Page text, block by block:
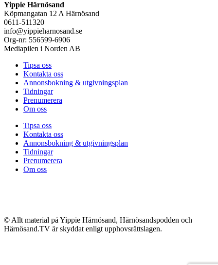
Yippie Härnösand
Köpmangatan 12 A Härnösand
0611-511320
info@yippieharnosand.se
Org-nr: 556599-6906
Mediapilen i Norden AB
Tipsa oss
Kontakta oss
Annonsbokning & utgivningsplan
Tidningar
Prenumerera
Om oss
Tipsa oss
Kontakta oss
Annonsbokning & utgivningsplan
Tidningar
Prenumerera
Om oss
© Allt material på Yippie Härnösand, Härnösandspodden och
Härnösand.TV är skyddat enligt upphovsrättslagen.